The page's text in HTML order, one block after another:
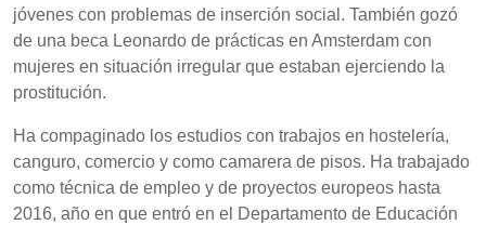
jóvenes con problemas de inserción social. También gozó
de una beca Leonardo de prácticas en Amsterdam con
mujeres en situación irregular que estaban ejerciendo la
prostitución.
Ha compaginado los estudios con trabajos en hostelería,
canguro, comercio y como camarera de pisos. Ha trabajado
como técnica de empleo y de proyectos europeos hasta
2016, año en que entró en el Departamento de Educación